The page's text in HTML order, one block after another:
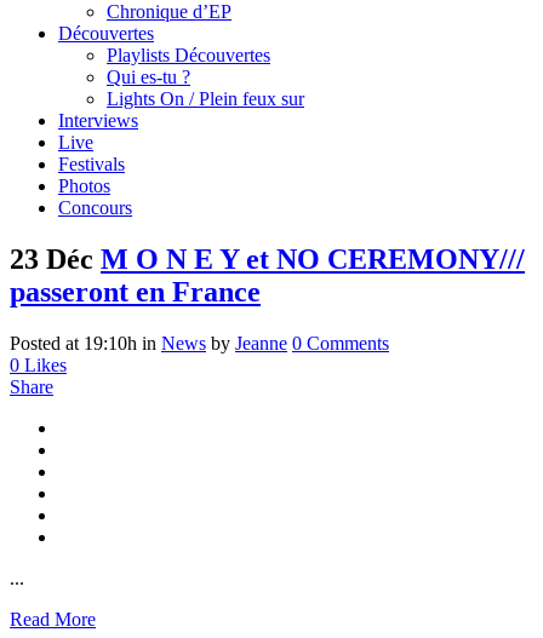
Chronique d’EP
Découvertes
Playlists Découvertes
Qui es-tu ?
Lights On / Plein feux sur
Interviews
Live
Festivals
Photos
Concours
23 Déc M O N E Y et NO CEREMONY///
passeront en France
Posted at 19:10h in News by Jeanne 0 Comments
0 Likes
Share
...
Read More